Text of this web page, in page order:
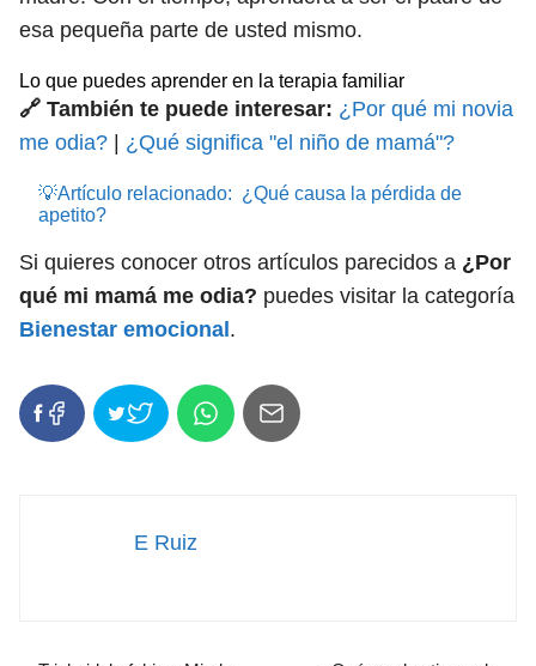
esa pequeña parte de usted mismo.
Lo que puedes aprender en la terapia familiar
🔗 También te puede interesar: ¿Por qué mi novia
me odia?
¿Qué significa "el niño de mamá"?
💡Artículo relacionado: ¿Qué causa la pérdida de
apetito?
Si quieres conocer otros artículos parecidos a ¿Por
qué mi mamá me odia? puedes visitar la categoría
Bienestar emocional .
E Ruiz